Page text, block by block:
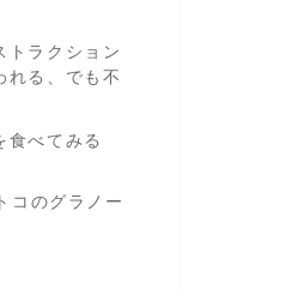
トラクション
れる、でも不
食べてみる
コのグラノー